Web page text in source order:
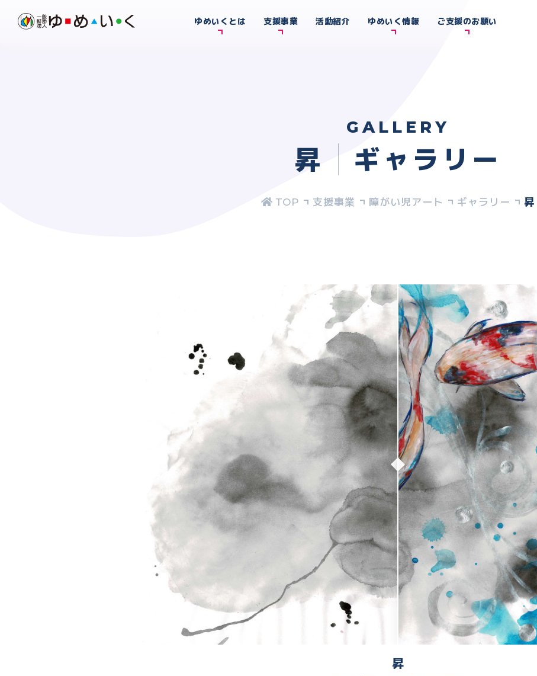
ゆめいくとは 支援事業 活動紹介 ゆめいく情報 ご支援のお願い
GALLERY
昇 ギャラリー
支援事業 障がい児アート ギャラリー 昇
昇